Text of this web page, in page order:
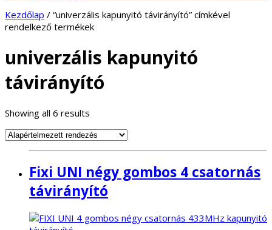
Kezdőlap / “univerzális kapunyitó távirányító” címkével
rendelkező termékek
univerzális kapunyitó
távirányító
Showing all 6 results
Fixi UNI négy gombos 4 csatornás
távirányító